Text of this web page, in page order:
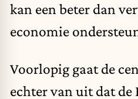
kan een beter dan
economie
Voorlopig gaat de
echter van uit dat de